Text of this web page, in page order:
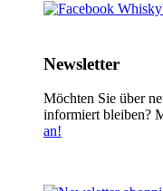
Newsletter
Möchten Sie über
informiert bleiben?
an!